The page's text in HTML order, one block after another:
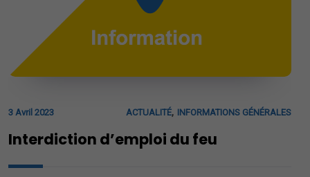
3 Avril 2023 ACTUALITÉ, INFORMATIONS GÉNÉRALES
Interdiction d’emploi du feu